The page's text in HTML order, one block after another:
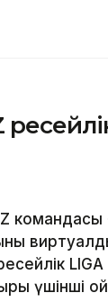
үшінші